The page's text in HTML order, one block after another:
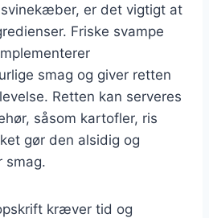
er det vigtigt at
Friske svampe
smag og giver retten
Retten kan serveres
såsom kartofler, ris
gør den alsidig og
smag.
kræver tid og